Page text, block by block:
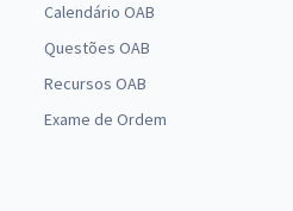
Calendário OAB
Questões OAB
Recursos OAB
Exame de Ordem